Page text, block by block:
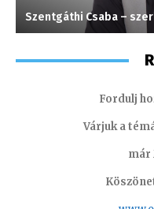
Szentgáthi Csaba –
Fordulj
Várjuk a
már